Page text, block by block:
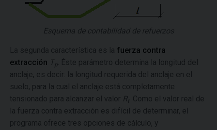
Esquema de contabilidad de refuerzos
La segunda característica es la fuerza contra
extracción Tp
. Éste parámetro determina la longitud del
anclaje, es decir: la longitud requerida del anclaje en el
suelo, para la cual el anclaje está completamente
tensionado para alcanzar el valor Rt . Como el valor real de
la fuerza contra extracción es difícil de determinar, el
programa ofrece tres opciones de cálculo, y